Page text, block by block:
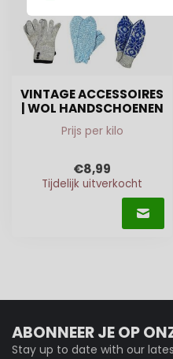
VINTAGE ACCESSOIRES
| WOL HANDSCHOENEN
Prijs per kilo
€8,99
Tijdelijk uitverkocht
ABONNEER JE OP
Stay up to date with our